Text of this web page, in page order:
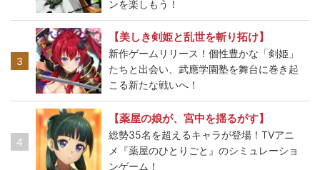
ンを楽しもう！
3
【美しき剣姫と乱世を斬り拓け】
新作ゲームリリース！個性豊かな「剣姫」
たちと出会い、武應学園塾を舞台に巻き起
こる新たな戦いへ！
4
【薬屋の娘が、宮中を揺るがす】
総勢35名を超えるキャラが登場！TVアニ
メ『薬屋のひとりごと』のシミュレーショ
ンゲーム！